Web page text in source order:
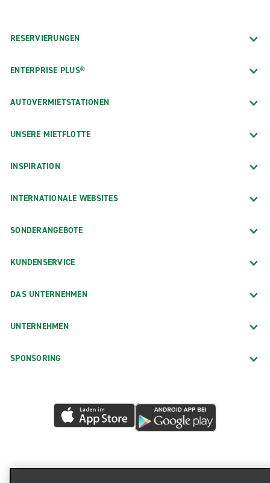
RESERVIERUNGEN
ENTERPRISE PLUS®
AUTOVERMIETSTATIONEN
UNSERE MIETFLOTTE
INSPIRATION
INTERNATIONALE WEBSITES
SONDERANGEBOTE
KUNDENSERVICE
DAS UNTERNEHMEN
UNTERNEHMEN
SPONSORING